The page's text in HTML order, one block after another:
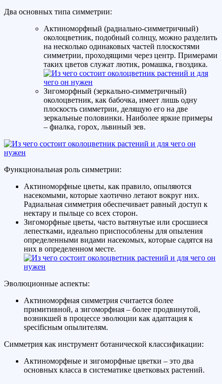
Два основных типа симметрии:
Актиноморфный (радиально-симметричный)
околоцветник, подобный солнцу, можно разделить
на несколько одинаковых частей плоскостями
симметрии, проходящими через центр. Примерами
таких цветов служат лютик, ромашка, гвоздика.
Зигоморфный (зеркально-симметричный)
околоцветник, как бабочка, имеет лишь одну
плоскость симметрии, делящую его на две
зеркальные половинки. Наиболее яркие примеры
– фиалка, горох, львиный зев.
Функциональная роль симметрии:
Актиноморфные цветы, как правило, опыляются
насекомыми, которые хаотично летают вокруг них.
Радиальная симметрия обеспечивает равный доступ к
нектару и пыльце со всех сторон.
Зигоморфные цветы, часто вытянутые или сросшиеся
лепестками, идеально приспособлены для опыления
определенными видами насекомых, которые садятся на
них в определенном месте.
Эволюционные аспекты:
Актиноморфная симметрия считается более
примитивной, а зигоморфная – более продвинутой,
возникшей в процессе эволюции как адаптация к
specificным опылителям.
Симметрия как инструмент ботанической классификации:
Актиноморфные и зигоморфные цветки – это два
основных класса в систематике цветковых растений.